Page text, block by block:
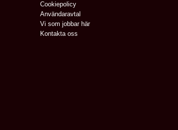
Cookiepolicy
Användaravtal
Vi som jobbar här
Kontakta oss